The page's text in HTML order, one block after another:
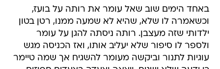
באחד הימים שוב שאל עומר את רותה על בועז,
וכשאמרה לו שלא, שהיא לא שמעה ממנו, רטן בטון
ילדותי שזה מעצבן. רותה ניסתה להגן על עומר
ולספר לו סיפור שלא יעליב אותו, ואז הכניסה מגש
עוגיות לתנור וביקשה מעומר להשגיח אך שמה טיימר